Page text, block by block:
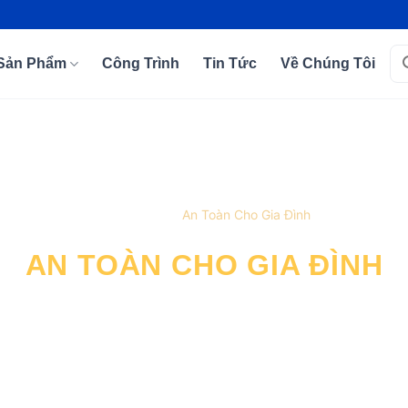
Phẩm Công Trình Tin Tức Về Chúng Tôi
AN TOÀN CHO GIA ĐÌNH
An Toàn Cho Gia Đình